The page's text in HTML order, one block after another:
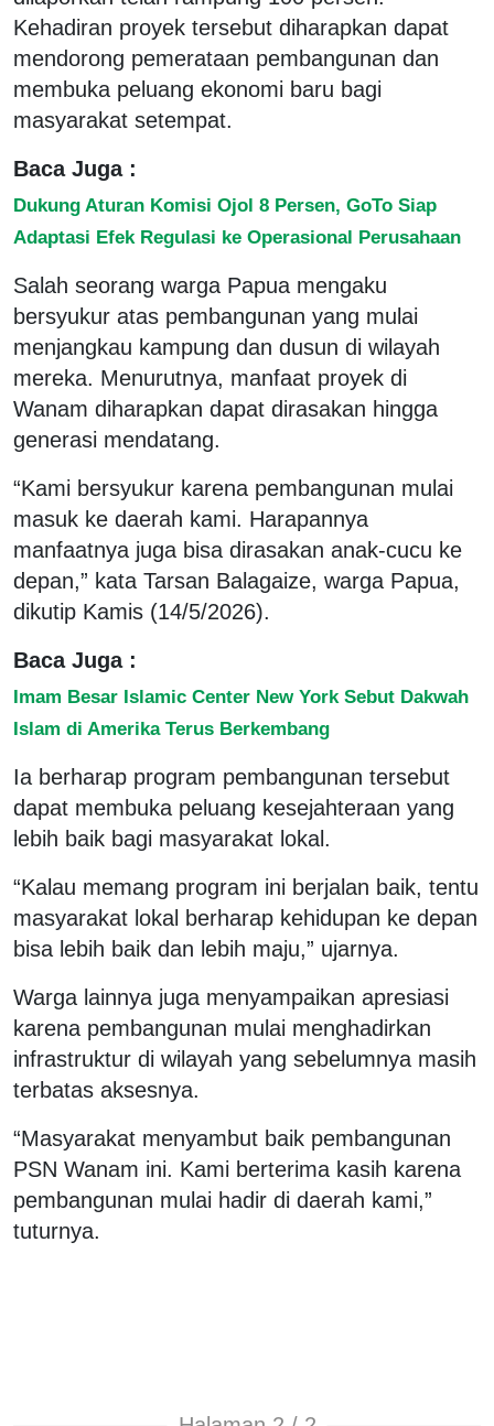
Kehadiran proyek tersebut diharapkan dapat
mendorong pemerataan pembangunan dan
membuka peluang ekonomi baru bagi
masyarakat setempat.
Baca Juga :
Dukung Aturan Komisi Ojol 8 Persen, GoTo Siap
Adaptasi Efek Regulasi ke Operasional Perusahaan
Salah seorang warga Papua mengaku
bersyukur atas pembangunan yang mulai
menjangkau kampung dan dusun di wilayah
mereka. Menurutnya, manfaat proyek di
Wanam diharapkan dapat dirasakan hingga
generasi mendatang.
“Kami bersyukur karena pembangunan mulai
masuk ke daerah kami. Harapannya
manfaatnya juga bisa dirasakan anak-cucu ke
depan,” kata Tarsan Balagaize, warga Papua,
dikutip Kamis (14/5/2026).
Baca Juga :
Imam Besar Islamic Center New York Sebut Dakwah
Islam di Amerika Terus Berkembang
Ia berharap program pembangunan tersebut
dapat membuka peluang kesejahteraan yang
lebih baik bagi masyarakat lokal.
“Kalau memang program ini berjalan baik, tentu
masyarakat lokal berharap kehidupan ke depan
bisa lebih baik dan lebih maju,” ujarnya.
Warga lainnya juga menyampaikan apresiasi
karena pembangunan mulai menghadirkan
infrastruktur di wilayah yang sebelumnya masih
terbatas aksesnya.
“Masyarakat menyambut baik pembangunan
PSN Wanam ini. Kami berterima kasih karena
pembangunan mulai hadir di daerah kami,”
tuturnya.